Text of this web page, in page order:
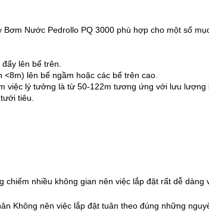
Nước Pedrollo PQ 3000 phù hợp cho một số
lên bể trên.
lên bể ngầm hoặc các bể trên cao.
việc lý tưởng là từ 50-122m tương ứng với lưu lượng
tiêu.
nhiều không gian nên việc lắp đặt rất dễ dàng
Không nên việc lắp đặt tuân theo đúng những